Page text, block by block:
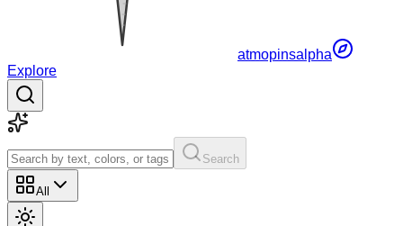
atmopinsalpha
Explore
Search
All